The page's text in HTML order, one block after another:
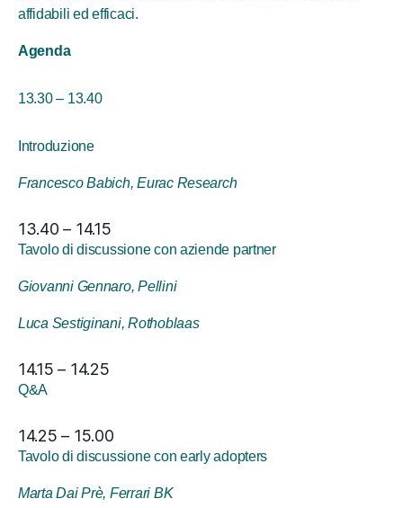
affidabili ed efficaci.
Agenda
13.30 – 13.40
Introduzione
Francesco Babich, Eurac Research
13.40 – 14.15
Tavolo di discussione con aziende partner
Giovanni Gennaro, Pellini
Luca Sestiginani, Rothoblaas
14.15 – 14.25
Q&A
14.25 – 15.00
Tavolo di discussione con early adopters
Marta Dai Prè, Ferrari BK